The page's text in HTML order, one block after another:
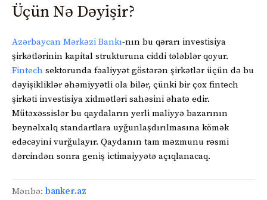
Üçün Nə Dəyişir?
Azərbaycan Mərkəzi Bankı-nın bu qərarı investisiya
şirkətlərinin kapital strukturuna ciddi tələblər qoyur.
Fintech sektorunda fəaliyyət göstərən şirkətlər üçün də bu
dəyişikliklər əhəmiyyətli ola bilər, çünki bir çox fintech
şirkəti investisiya xidmətləri sahəsini əhatə edir.
Mütəxəssislər bu qaydaların yerli maliyyə bazarının
beynəlxalq standartlara uyğunlaşdırılmasına kömək
edəcəyini vurğulayır. Qaydanın tam məzmunu rəsmi
dərcindən sonra geniş ictimaiyyətə açıqlanacaq.
Mənbə: banker.az